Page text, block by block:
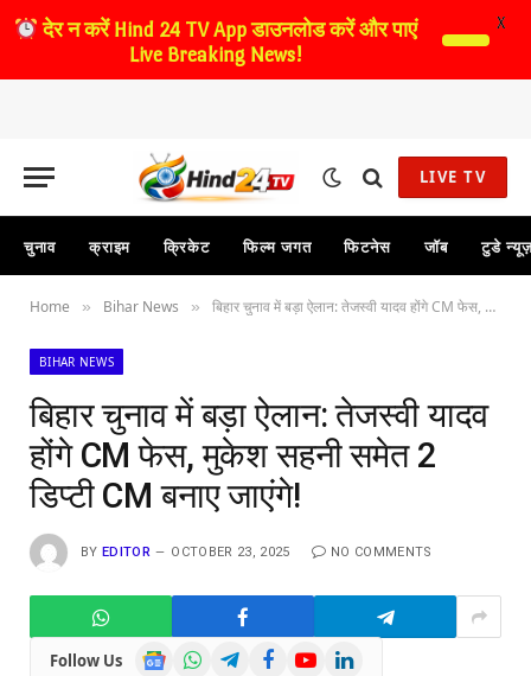
LIVE TV
चुनाव क्राइम क्रिकेट फिल्म जगत फिटनेस जॉब टुडे
Home » Bihar News » बिहार चुनाव में बड़ा ऐलान: तेजस्वी यादव होंगे CM फेस, मुकेश सहनी समेत 2 डिप्टी CM बनाए जाएंगे!
BIHAR NEWS
बिहार चुनाव में बड़ा ऐलान: तेजस्वी यादव
होंगे CM फेस, मुकेश सहनी समेत 2
डिप्टी CM बनाए जाएंगे!
BY EDITOR OCTOBER 23, 2025 NO COMMENTS
Follow Us
GoogleWhatsAppTelegramFacebookYouTubeLinkedIn
देर न करेंHind 24 TV App डाउनलोड करें और पाएं
Live Breaking News!
X